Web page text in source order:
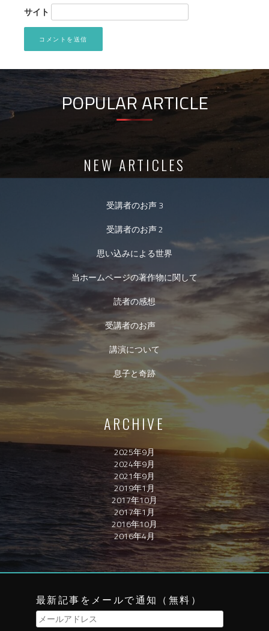
サイト
POPULAR ARTICLE
NEW ARTICLES
受講者のお声 3
受講者のお声 2
思い込みによる世界
当ホームページの著作物に関して
読者の感想
受講者のお声
講演について
息子と奇跡
ARCHIVE
2025年9月
2024年9月
2021年9月
2019年1月
2017年10月
2017年1月
2016年10月
2016年4月
最新記事をメールで通知（無料）
メ
ー